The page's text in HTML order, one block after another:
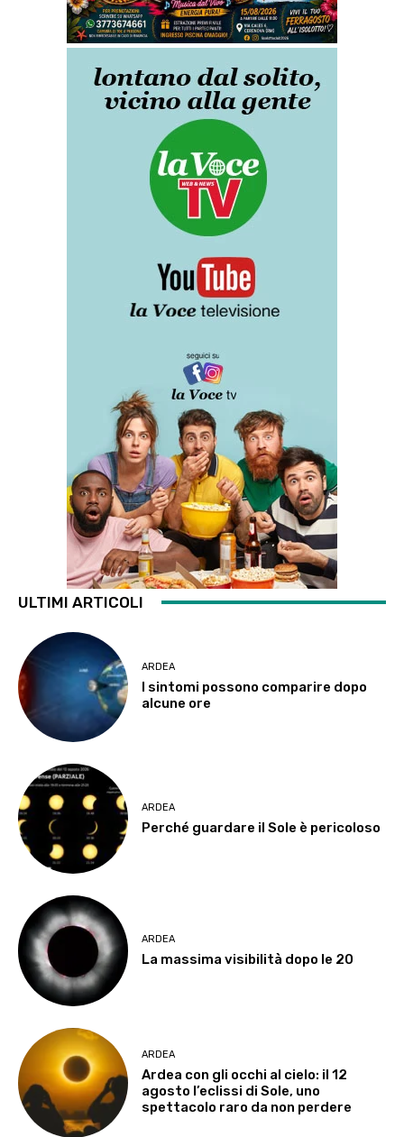
ULTIMI ARTICOLI
ARDEA
I sintomi possono comparire dopo
alcune ore
ARDEA
Perché guardare il Sole è pericoloso
ARDEA
La massima visibilità dopo le 20
ARDEA
Ardea con gli occhi al cielo: il 12
agosto l’eclissi di Sole, uno
spettacolo raro da non perdere